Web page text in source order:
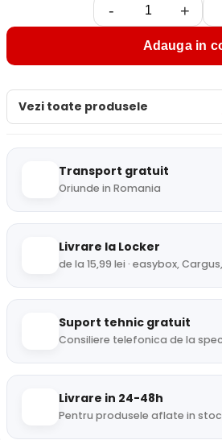
- +
Adauga in
Vezi toate produsele
Transport gratuit
Oriunde in Romania
Livrare la Locker
de la 15,99 lei · easybox,
Suport tehnic gratuit
Consiliere telefonica de la
Livrare in 24-48h
Pentru produsele aflate in stoc